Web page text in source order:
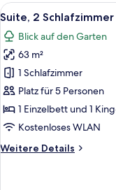
Alle
Fotos
für
Suite,
2 Schlafzimmer
(Playground
Access)
anzeigen
12
Suite, 2
Blick auf den Garten
63 m²
1 Schlafzimmer
Platz für 5 Personen
1 Einzelbett und 1
Kostenloses WLAN
Weitere Details
Weitere